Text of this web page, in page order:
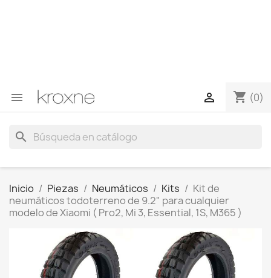
 shopping_cart (0)

search
Inicio Piezas Neumáticos Kits
Kit de
neumáticos todoterreno de 9.2" para cualquier
modelo de Xiaomi ( Pro2, Mi 3, Essential, 1S, M365 )